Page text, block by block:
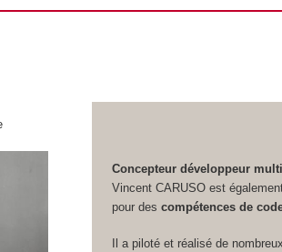
Concepteur développeur
Vincent CARUSO est
pour descompétences de
Il a piloté et réalisé de